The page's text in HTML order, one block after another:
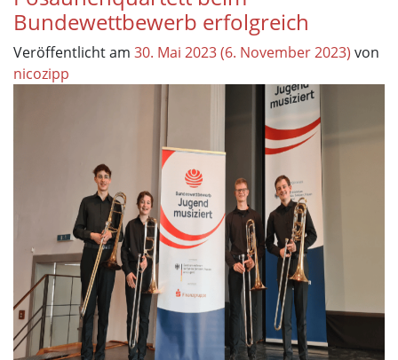
Bundewettbewerb erfolgreich
Veröffentlicht am 30. Mai 2023(6. November 2023) von
nicozipp